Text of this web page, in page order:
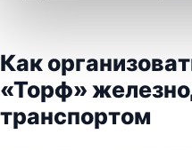
Как
«Торф»
транспортом